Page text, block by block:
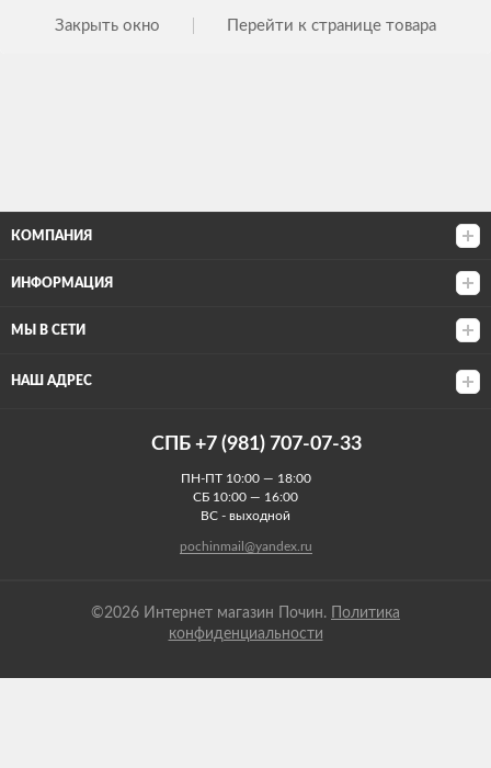
Закрыть окно Перейти к странице товара
КОМПАНИЯ
ИНФОРМАЦИЯ
МЫ В СЕТИ
НАШ АДРЕС
СПБ +7 (981) 707-07-33
ПН-ПТ 10:00 — 18:00
СБ 10:00 — 16:00
ВС - выходной
pochinmail@yandex.ru
©2026 Интернет магазин Почин.
Политика
конфиденциальности